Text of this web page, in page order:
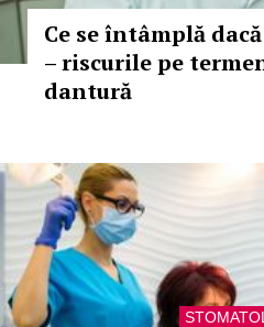
Ce se întâmplă
– riscurile pe
dantură